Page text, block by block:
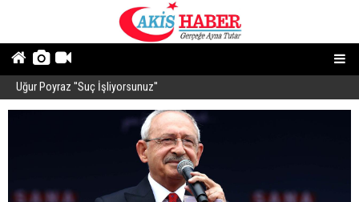
Uğur Poyraz ''Suç İşliyorsunuz''